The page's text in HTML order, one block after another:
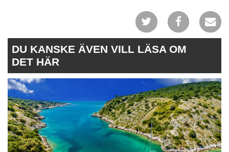
DU KANSKE ÄVEN VILL LÄSA OM
DET HÄR